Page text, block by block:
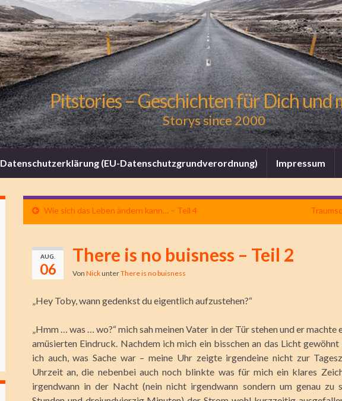
Pitstories – Geschichten für Dich und
Storys since 2000
Datenschutzerklärung (EU-Datenschutzgrundverordnung) Impressum
Wie sich das Leben ändern kann… – Teil 4
AUG.
06
There is no buisness – Teil 2
Von NickunterThere is no buisness
„Hey Toby, wann gedenkst du eigentlich aufzustehen?“
„Hmm … was … wo?“ mich sah meinen Vater in der Tür stehen und er machte
amüsierten Eindruck. Nachdem ich mich ein bisschen an das Licht
ich auch, was Sache war – meine Uhr zeigte irgendeine nicht zur
Uhrzeit an, die nebenbei auch noch blinkte was für mich ein klares
irgendwann in der Nacht (nein nicht irgendwann sondern um genau zu